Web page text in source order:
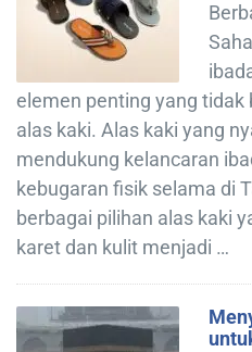
elemen penting yang tidak
alas kaki. Alas kaki yang
mendukung kelancaran
kebugaran fisik selama di
berbagai pilihan alas kaki
karet dan kulit menjadi …